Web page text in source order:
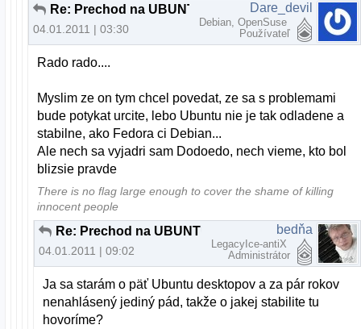
Re: Prechod na UBUNTU
04.01.2011 | 03:30
Dare_devil
Debian, OpenSuse
Používateľ
Rado rado....
Myslim ze on tym chcel povedat, ze sa s problemami
bude potykat urcite, lebo Ubuntu nie je tak odladene a
stabilne, ako Fedora ci Debian...
Ale nech sa vyjadri sam Dodoedo, nech vieme, kto bol
blizsie pravde
There is no flag large enough to cover the shame of killing
innocent people
Re: Prechod na UBUNTU
04.01.2011 | 09:02
bedňa
LegacyIce-antiX
Administrátor
Ja sa starám o päť Ubuntu desktopov a za pár rokov
nenahlásený jediný pád, takže o jakej stabilite tu
hovoríme?